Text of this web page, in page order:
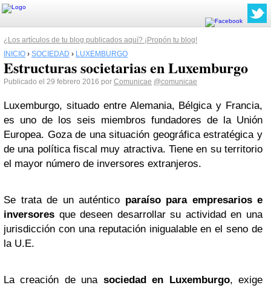
¿Los artículos de tu blog publicados aquí? ¡Propón tu blog!
INICIO › SOCIEDAD › LUXEMBURGO
Estructuras societarias en Luxemburgo
Publicado el 29 febrero 2016 por Comunicae @comunicae
Luxemburgo, situado entre Alemania, Bélgica y Francia,
es uno de los seis miembros fundadores de la Unión
Europea. Goza de una situación geográfica estratégica y
de una política fiscal muy atractiva. Tiene en su territorio
el mayor número de inversores extranjeros.
Se trata de un auténtico paraíso para empresarios e
inversores que deseen desarrollar su actividad en una
jurisdicción con una reputación inigualable en el seno de
la U.E.
La creación de una sociedad en Luxemburgo, exige